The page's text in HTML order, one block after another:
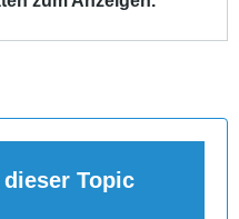
Topic